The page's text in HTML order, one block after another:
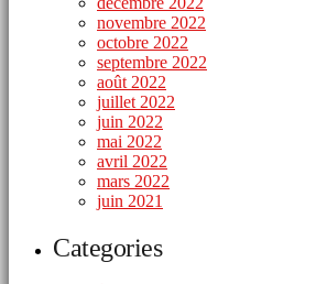
novembre 2022
octobre 2022
septembre 2022
août 2022
juillet 2022
juin 2022
mai 2022
avril 2022
mars 2022
juin 2021
Categories